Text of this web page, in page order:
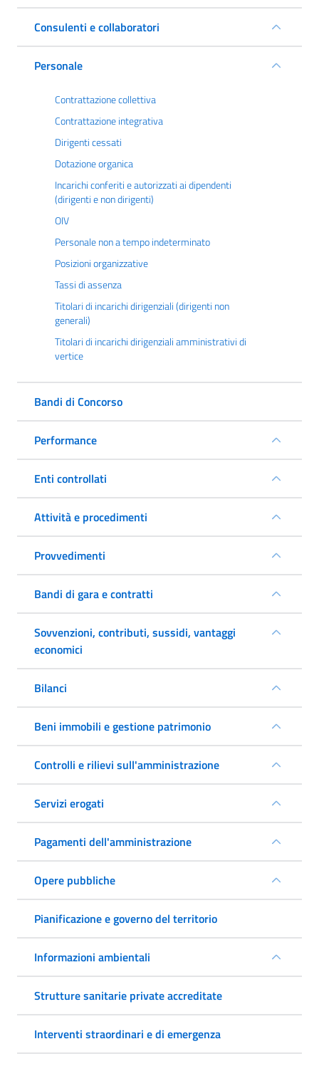
Consulenti e collaboratori
Personale
Contrattazione collettiva
Contrattazione integrativa
Dirigenti cessati
Dotazione organica
Incarichi conferiti e autorizzati ai dipendenti
(dirigenti e non dirigenti)
OIV
Personale non a tempo indeterminato
Posizioni organizzative
Tassi di assenza
Titolari di incarichi dirigenziali (dirigenti non
generali)
Titolari di incarichi dirigenziali amministrativi di
vertice
Bandi di Concorso
Performance
Enti controllati
Attività e procedimenti
Provvedimenti
Bandi di gara e contratti
Sovvenzioni, contributi, sussidi, vantaggi
economici
Bilanci
Beni immobili e gestione patrimonio
Controlli e rilievi sull'amministrazione
Servizi erogati
Pagamenti dell'amministrazione
Opere pubbliche
Pianificazione e governo del territorio
Informazioni ambientali
Strutture sanitarie private accreditate
Interventi straordinari e di emergenza